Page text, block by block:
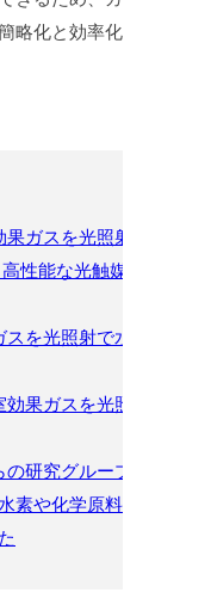
略化と効率化
ガスを光照射
性能な光触媒
を光照射で水
効果ガスを光照
研究グループ
素や化学原料に